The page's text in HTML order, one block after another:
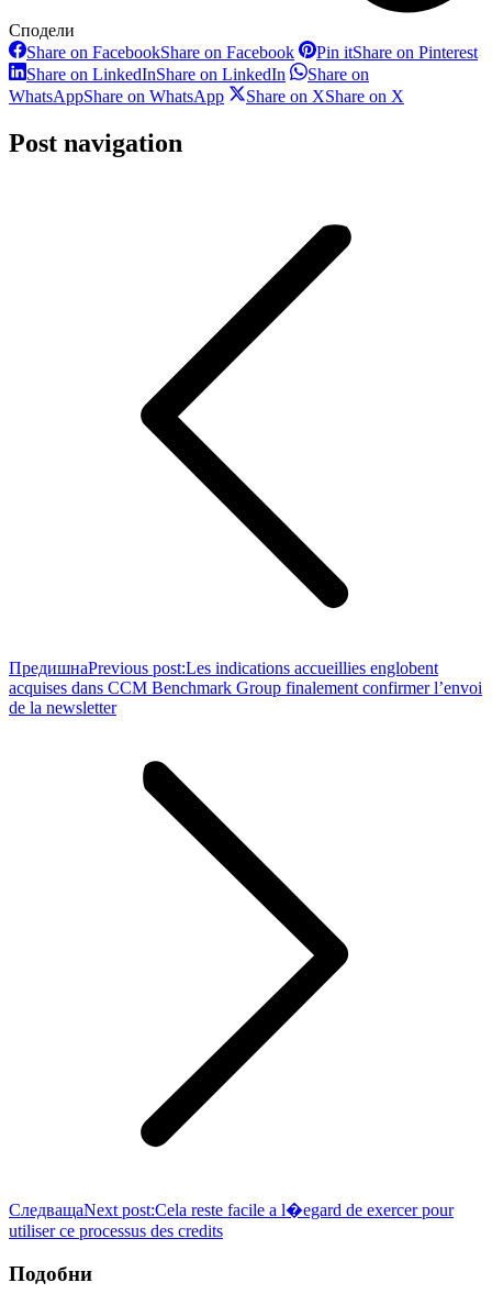
Сподели
Share on FacebookShare on Facebook Pin itShare on Pinterest
Share on LinkedInShare on LinkedIn
Share on
WhatsAppShare on WhatsApp Share on XShare on X
Post navigation
ПредишнаPrevious post:Les indications accueillies englobent
acquises dans CCM Benchmark Group finalement confirmer l’envoi
de la newsletter
СледващаNext post:Cela reste facile a l�egard de exercer pour
utiliser ce processus des credits
Подобни